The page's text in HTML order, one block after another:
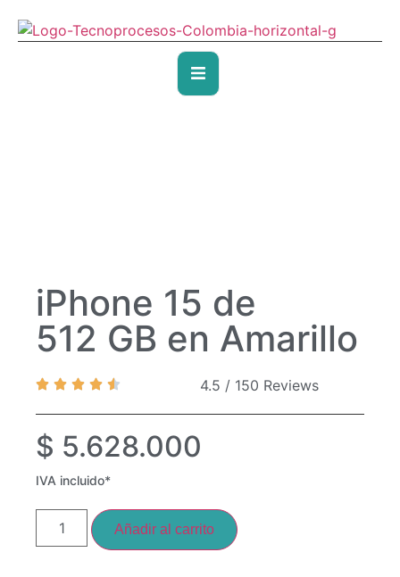
iPhone 15 de
512 GB en Amarillo
4.5 / 150 Reviews
$ 5.628.000
IVA incluido*
Añadir al carrito